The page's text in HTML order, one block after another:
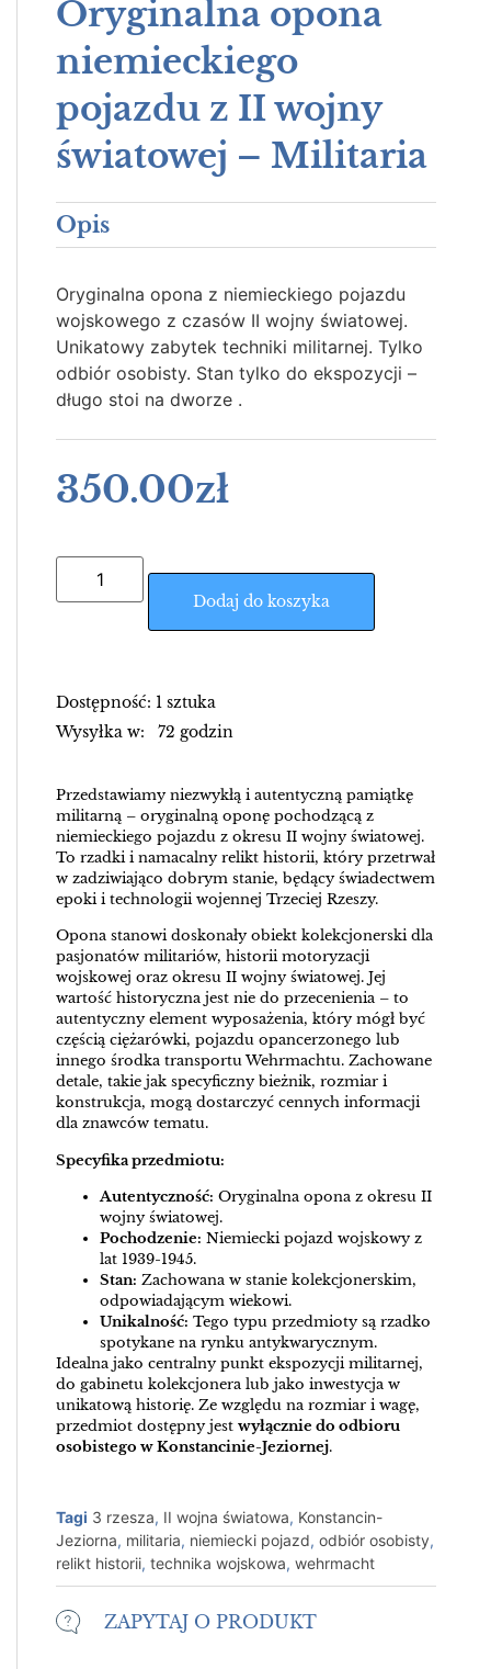
Oryginalna opona
niemieckiego
pojazdu z II wojny
światowej – Militaria
Opis
Oryginalna opona z niemieckiego pojazdu
wojskowego z czasów II wojny światowej.
Unikatowy zabytek techniki militarnej. Tylko
odbiór osobisty. Stan tylko do ekspozycji –
długo stoi na dworze .
350.00zł
Dodaj do koszyka
Dostępność: 1 sztuka
Wysyłka w: 72 godzin
Przedstawiamy niezwykłą i autentyczną pamiątkę
militarną – oryginalną oponę pochodzącą z
niemieckiego pojazdu z okresu II wojny światowej.
To rzadki i namacalny relikt historii, który przetrwał
w zadziwiająco dobrym stanie, będący świadectwem
epoki i technologii wojennej Trzeciej Rzeszy.
Opona stanowi doskonały obiekt kolekcjonerski dla
pasjonatów militariów, historii motoryzacji
wojskowej oraz okresu II wojny światowej. Jej
wartość historyczna jest nie do przecenienia – to
autentyczny element wyposażenia, który mógł być
częścią ciężarówki, pojazdu opancerzonego lub
innego środka transportu Wehrmachtu. Zachowane
detale, takie jak specyficzny bieżnik, rozmiar i
konstrukcja, mogą dostarczyć cennych informacji
dla znawców tematu.
Specyfika przedmiotu:
Autentyczność: Oryginalna opona z okresu II
wojny światowej.
Pochodzenie: Niemiecki pojazd wojskowy z
lat 1939-1945.
Stan: Zachowana w stanie kolekcjonerskim,
odpowiadającym wiekowi.
Unikalność: Tego typu przedmioty są rzadko
spotykane na rynku antykwarycznym.
Idealna jako centralny punkt ekspozycji militarnej,
do gabinetu kolekcjonera lub jako inwestycja w
unikatową historię. Ze względu na rozmiar i wagę,
przedmiot dostępny jest wyłącznie do odbioru
osobistego w Konstancinie-Jeziornej.
Tagi 3 rzesza, II wojna światowa, Konstancin-
Jeziorna, militaria, niemiecki pojazd, odbiór osobisty,
relikt historii, technika wojskowa, wehrmacht
ZAPYTAJ O PRODUKT